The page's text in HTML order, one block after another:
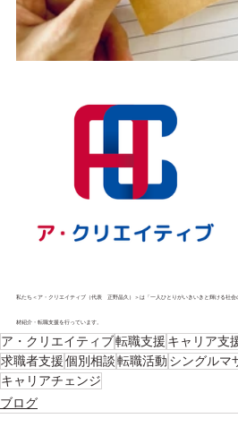
私たち＜ア・クリエイティブ（代表　正野晶久）＞は「一人ひとりがいきいきと輝ける社
材紹介・転職支援を行っています。
ア・クリエイティブ転職支援 キャリア支
求職者支援個別相談転職活動 シングルマ
キャリアチェンジ
ブログ